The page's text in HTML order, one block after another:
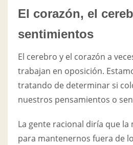
El corazón, el
sentimientos
El cerebro y el corazón a
trabajan en oposición.
tratando de determinar si
nuestros pensamientos o
La gente racional diría que la
para mantenernos fuera de